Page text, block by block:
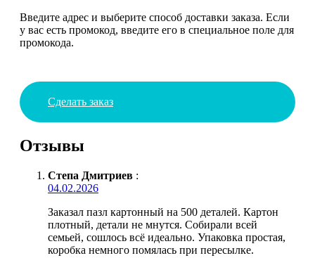
Введите адрес и выберите способ доставки заказа. Если
у вас есть промокод, введите его в специальное поле для
промокода.
Сделать заказ
Отзывы
Степа Дмитриев :
04.02.2026
Заказал пазл картонный на 500 деталей. Картон
плотный, детали не мнутся. Собирали всей
семьей, сошлось всё идеально. Упаковка простая,
коробка немного помялась при пересылке.